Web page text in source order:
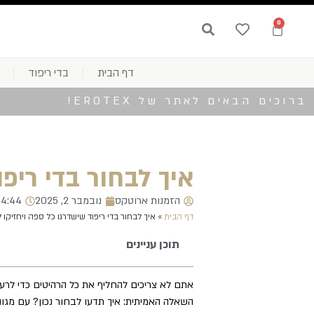
0
דף הבית בדי ריפוד
ברוכים הבאים לאתר של EROTEX!
איך לבחור בדי
הזמנות ארוטקס נובמבר 2, 2025
דף הבית» איך לבחור בדי ריפוד שישדרגו כל ספה
תוכן עניינים
אתם לא צריכים להחליף את כל הרהיטים כדי
השאלה האמיתית: איך תדעו לבחור נכון? עם